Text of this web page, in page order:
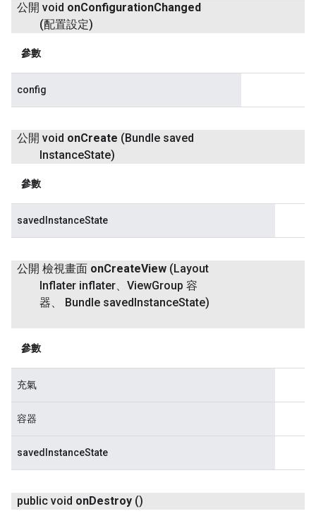
公開 void onConfigurationChanged
(配置設定)
參數
config
公開 void onCreate (Bundle saved
InstanceState)
參數
savedInstanceState
公開 檢視畫面 onCreateView (Layout
Inflater inflater、ViewGroup 容
器、 Bundle saved InstanceState)
參數
充氣
容器
savedInstanceState
public void onDestroy ()